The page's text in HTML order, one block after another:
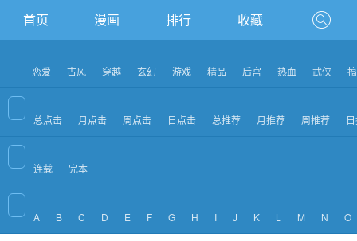
首页 漫画 排行 收藏
恋爱 古风 穿越 玄幻 游戏 精品 后宫 热血 武侠
总点击 月点击 周点击 日点击 总推荐 月推荐 周推荐
连载 完本
A B C D E F G H I J K L M N O